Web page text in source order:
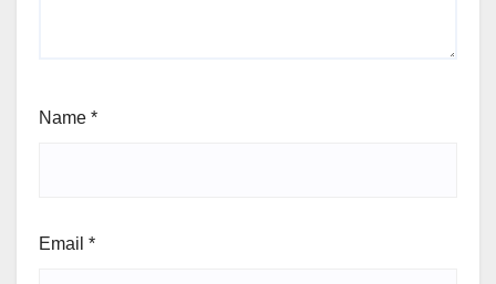
Name *
Email *